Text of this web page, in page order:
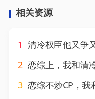
相关资源
1 清冷权臣他又争又
2 恋综上，我和清冷设计师爆火全
3 恋综不炒CP，我和清冷评委开食